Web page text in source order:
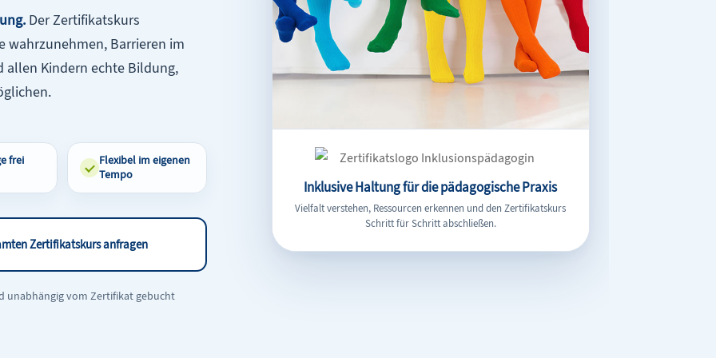
Der Zertifikatskurs
wahrzunehmen, Barrieren im
allen Kindern echte Bildung,
frei
Flexibel im eigenen
Tempo
Zertifikatskurs anfragen
unabhängig vom Zertifikat gebucht
Inklusive Haltung für die pädagogische Praxis
Vielfalt verstehen, Ressourcen erkennen und den Zertifikatskurs
Schritt für Schritt abschließen.